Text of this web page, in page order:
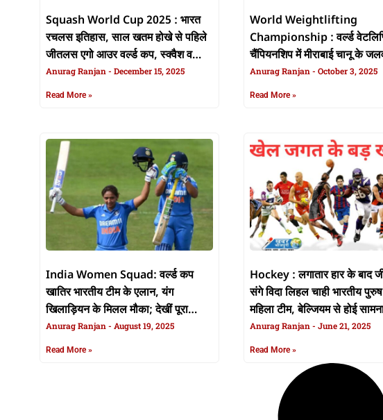
Squash World Cup 2025 : भारत
रचलस इतिहास, साल खतम होखे से पहिले
जीतलस एगो आउर वर्ल्ड कप, स्क्वैश वर्ल्ड
कप के इहां पढ़ी पूरा कहानी
Anurag Ranjan December 15, 2025
Read More »
World Weightlifting
Championship : वर्ल्ड
चैंपियनशिप में मीराबाई चानू के
खातिर जीतली सिल्वर मेडल
Anurag Ranjan October 3, 2025
Read More »
India Women Squad: वर्ल्ड कप
खातिर भारतीय टीम के एलान, यंग
खिलाड़ियन के मिलल मौका; देखीं पूरा
लिस्ट
Anurag Ranjan August 19, 2025
Read More »
Hockey : लगातार हार के बाद
संगे विदा लिहल चाही भारतीय
महिला टीम, बेल्जियम से होई
Anurag Ranjan June 21, 2025
Read More »